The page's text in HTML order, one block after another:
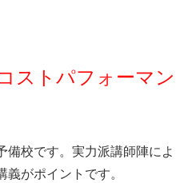
ストパフォーマン
備校です。実力派講師陣によ
がポイントです。